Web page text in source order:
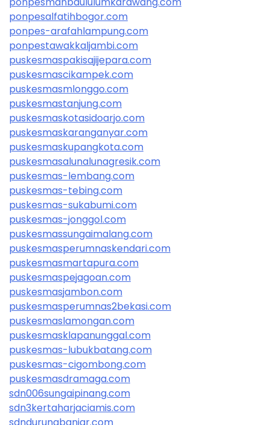
ponpesalfatihbogor.com
ponpes-arafahlampung.com
ponpestawakkaljambi.com
puskesmaspakisajijepara.com
puskesmascikampek.com
puskesmasmlonggo.com
puskesmastanjung.com
puskesmaskotasidoarjo.com
puskesmaskaranganyar.com
puskesmaskupangkota.com
puskesmasalunalunagresik.com
puskesmas-lembang.com
puskesmas-tebing.com
puskesmas-sukabumi.com
puskesmas-jonggol.com
puskesmassungaimalang.com
puskesmasperumnaskendari.com
puskesmasmartapura.com
puskesmaspejagoan.com
puskesmasjambon.com
puskesmasperumnas2bekasi.com
puskesmaslamongan.com
puskesmasklapanunggal.com
puskesmas-lubukbatang.com
puskesmas-cigombong.com
puskesmasdramaga.com
sdn006sungaipinang.com
sdn3kertaharjaciamis.com